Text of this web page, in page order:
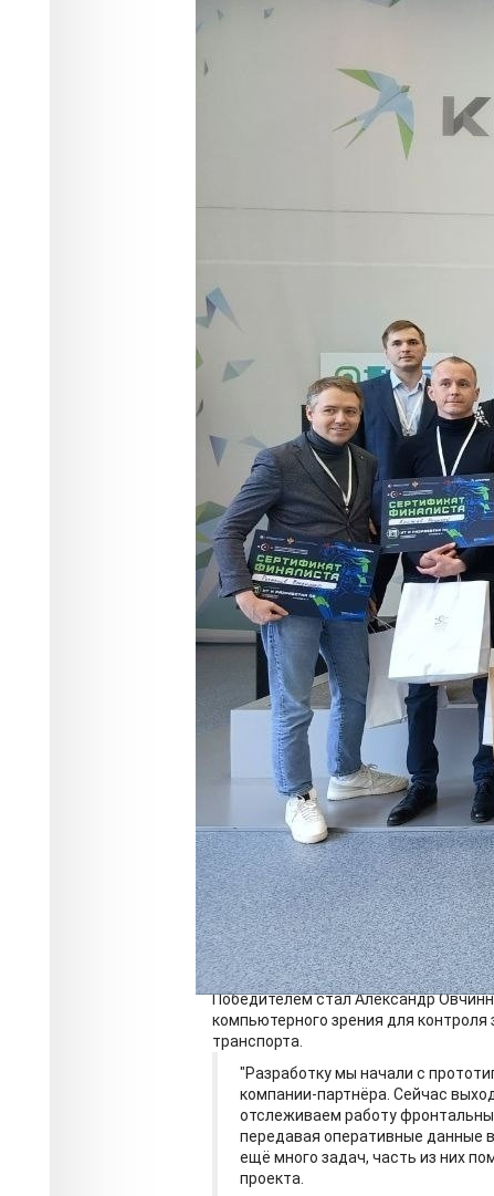
ИТ-проектов
16.04.2024 11:08
В Красноярском региональном
финал конкурса "Арктическая
ДАР)" по направлению "ИТ и
За главный приз - 1 миллион рублей
специалисты из Красноярска,
Архангельска и других городов.
решение технологических задач,
Победителем стал Александр
компьютерного зрения для
транспорта.
"Разработку мы начали с
компании-партнёра. Сейчас
отслеживаем работу
передавая оперативные данные
ещё много задач, часть из них
проекта.